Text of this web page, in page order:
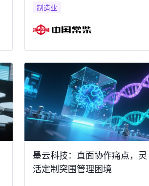
制造业
墨云科技：直面协作痛点，灵
活定制突围管理困境